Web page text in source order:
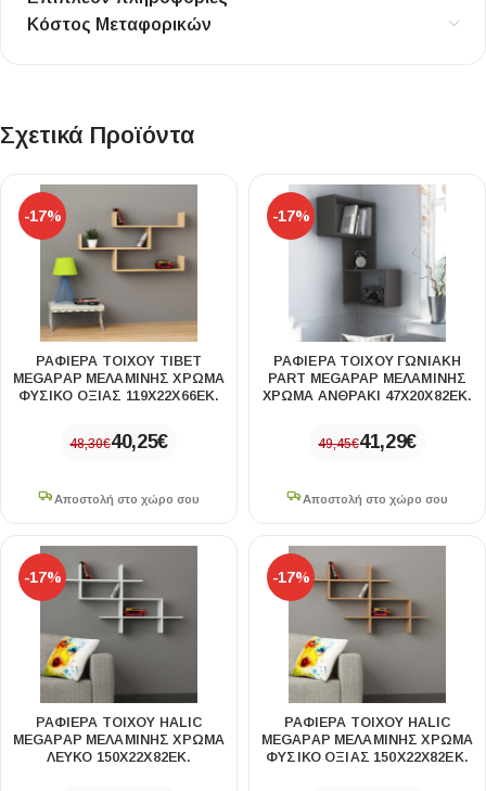
Κόστος Μεταφορικών
Σχετικά Προϊόντα
-17%
ΡΑΦΙΈΡΑ ΤΟΊΧΟΥ TIBET
MEGAPAP ΜΕΛΑΜΊΝΗΣ ΧΡΏΜΑ
ΦΥΣΙΚΌ ΟΞΙΆΣ 119X22X66ΕΚ.
48,30€40,25€
Αποστολή στο χώρο σου
-17%
ΡΑΦΙΈΡΑ ΤΟΊΧΟΥ ΓΩΝΙΑΚΉ
PART MEGAPAP ΜΕΛΑΜΊΝΗΣ
ΧΡΏΜΑ ΑΝΘΡΑΚΊ 47X20X82ΕΚ.
49,45€41,29€
Αποστολή στο χώρο σου
-17%
ΡΑΦΙΈΡΑ ΤΟΊΧΟΥ HALIC
MEGAPAP ΜΕΛΑΜΊΝΗΣ ΧΡΏΜΑ
ΛΕΥΚΌ 150X22X82ΕΚ.
-17%
ΡΑΦΙΈΡΑ ΤΟΊΧΟΥ HALIC
MEGAPAP ΜΕΛΑΜΊΝΗΣ ΧΡΏΜΑ
ΦΥΣΙΚΌ ΟΞΙΆΣ 150X22X82ΕΚ.